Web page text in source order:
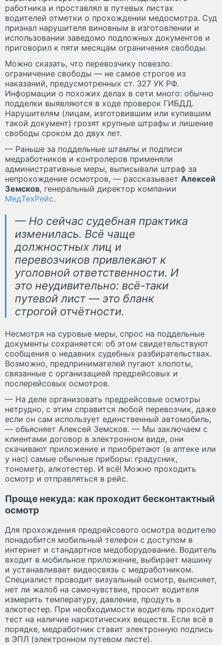
работника и проставлял в путевых листах
водителей отметки о прохождении медосмотра. Суд
признал нарушителя виновным в изготовлении и
использовании заведомо подложных документов и
приговорил к пяти месяцам ограничения свободы.
Можно сказать, что перевозчику повезло:
ограничение свободы — не самое строгое из
наказаний, предусмотренных ст. 327 УК РФ.
Информации о похожих делах в сети много: обычно
подделки выявляются в ходе проверок ГИБДД.
Нарушителям (лицам, изготовившим или купившим
такой документ) грозят крупные штрафы и лишение
свободы сроком до двух лет.
— Раньше за поддельные штампы и подписи
медработников и контролеров применяли
административные меры, выписывали штраф за
непрохождение осмотров, — рассказывает Алексей
Земсков, генеральный директор компании
МедТехРейс.
— Но сейчас судебная практика
изменилась. Всё чаще
должностных лиц и
перевозчиков привлекают к
уголовной ответственности. И
это неудивительно: всё-таки
путевой лист — это бланк
строгой отчётности.
Несмотря на суровые меры, спрос на поддельные
документы сохраняется: об этом свидетельствуют
сообщения о недавних судебных разбирательствах.
Возможно, предпринимателей пугают хлопоты,
связанные с организацией предрейсовых и
послерейсовых осмотров.
— На деле организовать предрейсовые осмотры
нетрудно, с этим справится любой перевозчик, даже
если он сам использует единственный автомобиль,
— объясняет Алексей Земсков. — Мы заключаем с
клиентами договор в электронном виде, они
скачивают приложение и приобретают (в аптеке или
у нас) самые обычные приборы: градусник,
тонометр, алкотестер. И всё! Можно проходить
осмотр и отправляться в рейс.
Проще некуда: как проходит бесконтактный
осмотр
Для прохождения предрейсового осмотра водителю
понадобится мобильный телефон с доступом в
интернет и стандартное медоборудование. Водитель
входит в мобильное приложение, выбирает машину
и устанавливает видеосвязь с медработником.
Специалист проводит визуальный осмотр, выясняет,
нет ли жалоб на самочувствие, просит водителя
измерить температуру, давление, продуть в
алкотестер. При необходимости водитель проходит
тест на наличие наркотических веществ. Если всё в
порядке, медработник ставит электронную подпись
в ЭПЛ (электронном путевом листе).